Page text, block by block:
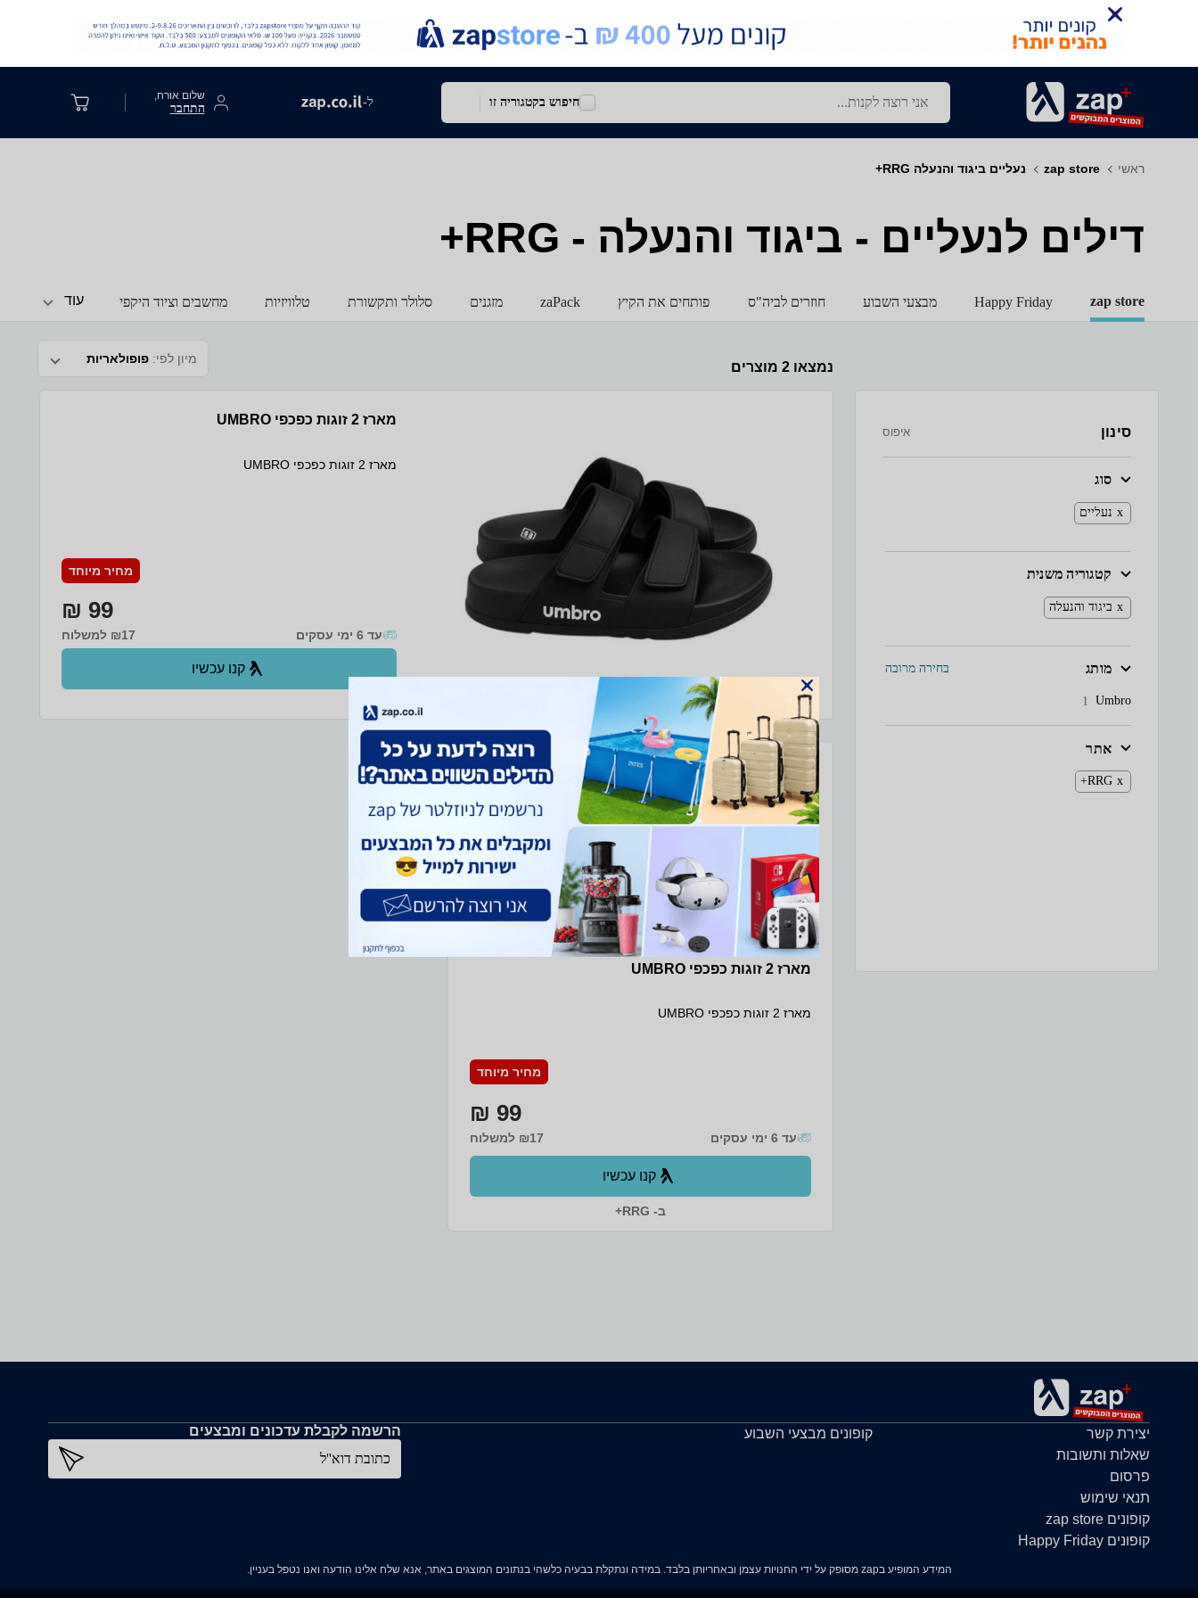
חיפוש בקטגוריה זו ל- שלום אורח,
התחבר
ראשי zap store נעליים ביגוד והנעלה RRG+
דילים לנעליים - ביגוד והנעלה - RRG+
zap store
Happy Friday מבצעי השבוע חוזרים לביה"ס פותחים את הקיץ zaPack מזגנים סלולר ותקשורת טלוויזיות מחשבים וציוד היקפי עוד
נמצאו 2 מוצרים
מיון לפי: פופולאריות
סינון איפוס
סוג
נעליים
קטגוריה משנית
ביגוד והנעלה
מותג בחירה מרובה
Umbro
1
אתר
RRG+
מארז 2 זוגות כפכפי UMBRO
מארז 2 זוגות כפכפי UMBRO
מחיר מיוחד
99 ₪
₪17 למשלוח עד 6 ימי עסקים
קנו עכשיו
מארז 2 זוגות כפכפי UMBRO
מארז 2 זוגות כפכפי UMBRO
מחיר מיוחד
99 ₪
₪17 למשלוח עד 6 ימי עסקים
קנו עכשיו
ב- RRG+
יצירת קשר
שאלות ותשובות
פרסום
תנאי שימוש
קופונים zap store
קופונים Happy Friday
קופונים מבצעי השבוע
הרשמה לקבלת עדכונים ומבצעים
כתובת דוא''ל
המידע המופיע בzap מסופק על ידי החנויות עצמן ובאחריותן בלבד. במידה ונתקלת בבעיה כלשהי בנתונים המוצגים באתר, אנא שלח אלינו הודעה ואנו נטפל בעניין.